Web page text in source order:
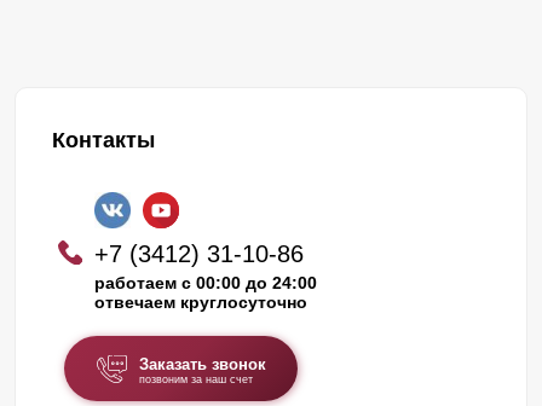
Контакты
+7 (3412) 31-10-86
работаем с 00:00 до 24:00
отвечаем круглосуточно
Заказать звонок
позвоним за наш счет